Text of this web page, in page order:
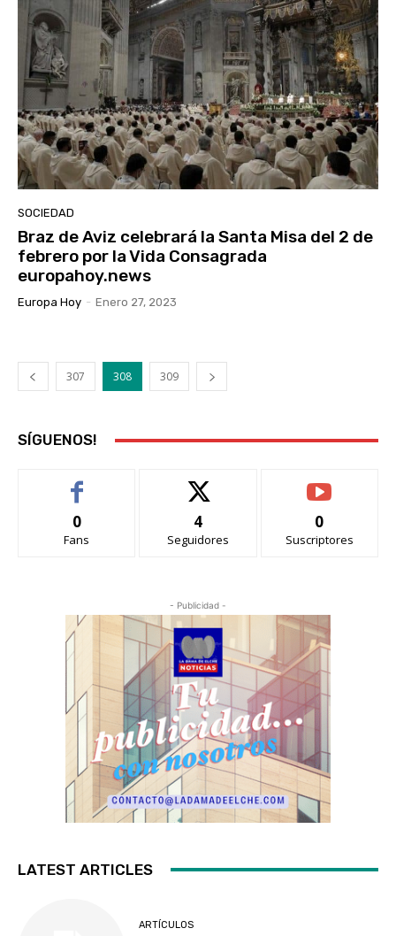
SOCIEDAD
Braz de Aviz celebrará la Santa Misa del 2 de
febrero por la Vida Consagrada
europahoy.news
Europa Hoy - Enero 27, 2023
307 308 309
SÍGUENOS!
0
Fans
4
Seguidores
0
Suscriptores
- Publicidad -
LATEST ARTICLES
ARTÍCULOS